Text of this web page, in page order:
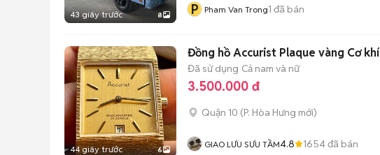
43 giây trước 8 P Pham Van Trong1 đã bán
44 giây trước 6
Đồng hồ Accurist Plaque vàng Cơ khí
Đã sử dụng Cả nam và nữ
3.500.000 đ
Quận 10 (P. Hòa Hưng mới)
GIAO LƯU SƯU TẦM4.8 1654đã bán